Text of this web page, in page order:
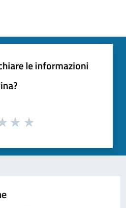
le informazioni